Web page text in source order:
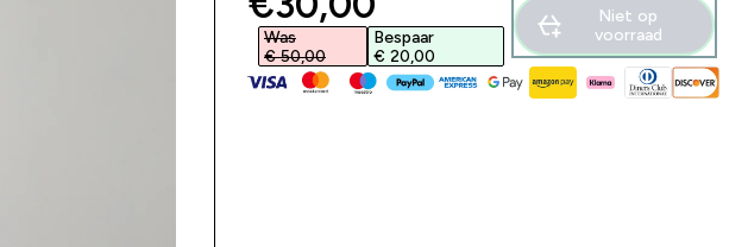
Was
€ 50,00‎
Bespaar
€ 20,00‎
Niet op
voorraad